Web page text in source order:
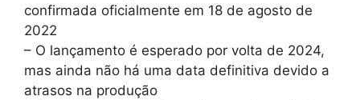
confirmada oficialmente em 18 de agosto de
2022
– O lançamento é esperado por volta de 2024,
mas ainda não há uma data definitiva devido a
atrasos na produção